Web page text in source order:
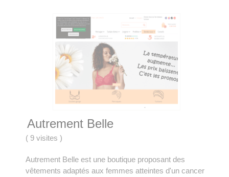
Autrement Belle
( 9 visites)
Autrement Belle est une boutique proposant des
vêtements adaptés aux femmes atteintes d'un cancer